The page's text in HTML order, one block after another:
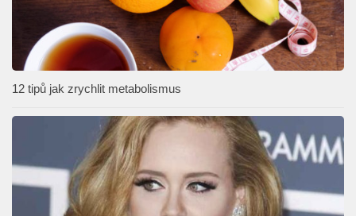
12 tipů jak zrychlit metabolismus